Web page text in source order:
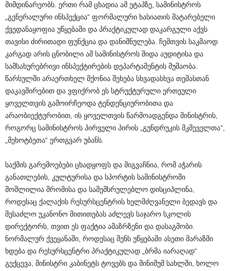
მიმდინარეობს. ერთი რამ ცხადია ამ ეტაპზე, სამინისტროს
„გენერალური ინსპექცია“ ფორმალური ხასიათის მატარებელი
ქვედანაყოფია უწყებაში და პრაქტიკულად დაკარგული აქვს
თავისი ძირითადი ფუნქცია და დანიშნულება. ჩემთვის საკმაოდ
კარგად არის ცნობილი ამ სამინისტროს შიდა აუდიტისა და
სამსახურებრივი ინსპექტირების დეპარტამენტის მუშაობა.
წარსულში არაერთხელ მქონია შეხება სხვადასხვა თემასთან
დაკავშირებით და ვფიქრობ ეს სტრუქტურული ერთეული
ყოველთვის გამოირჩეოდა ტენდენციურობითა და
არაობიექტურობით, ის ყოველთვის წარმოადგენდა მინისტრის,
როგორც სამინისტროს პირველი პირის „გუნდრუკის მკმეველთა“,
„მეხოტბეთა“ ერთგვარ უბანს.
საქმის გარემოებები ცხადყოფს და მიგვაჩნია, რომ აჭარის
განათლების, კულტურისა და სპორტის სამინისტროში
მოშლილია შრომისა და საშემსრულებლო დისციპლინა,
როდესაც ქალაქის რესურსცენტრის ხელმძღვანელი ბედავს და
შესაძლო უკანონო მითითებას აძლევს საჯარო სკოლის
დირექტორს, თვით ეს ფაქტია ამაზრზენი და დასაგმობი.
ნორმალურ ქვეყანაში, როდესაც შენს უწყებაში ასეთი მარაზმი
ხდება და რესურსცენტრი პრაქტიკულად „ბრმა იარაღად“
გექცევა, მინისტრი კაბინეტს ტოვებს და მინიმუმ სახლში, ხოლო